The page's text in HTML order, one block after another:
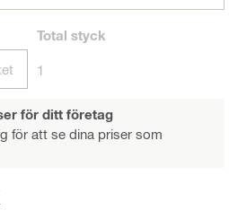
Total styck
1
för ditt företag
för att se dina priser som